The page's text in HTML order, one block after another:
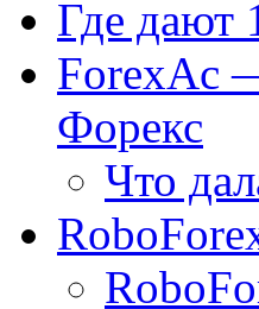
Где дают
ForexAc
Форекс
Что